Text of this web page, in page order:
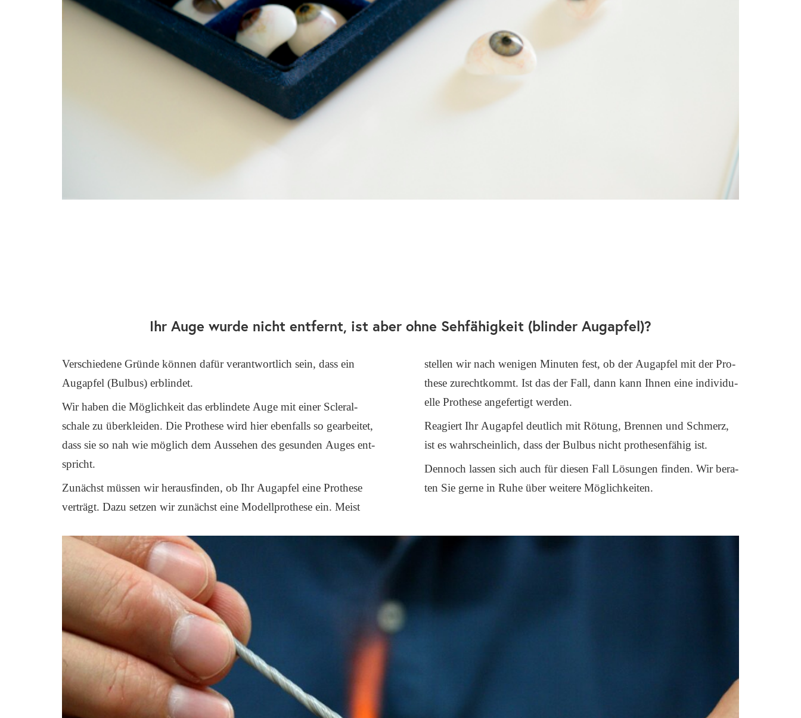
Ihr Auge wurde nicht entfernt, ist aber ohne Sehfähigkeit (blinder Augapfel)?
Ver­schie­de­ne Grün­de kön­nen dafür ver­ant­wort­lich sein, dass ein
Aug­ap­fel (Bul­bus) erblin­det.
Wir haben die Mög­lich­keit das erblin­de­te Auge mit einer Scler­al­
scha­le zu über­klei­den. Die Pro­the­se wird hier eben­falls so gear­bei­tet,
dass sie so nah wie mög­lich dem Aus­se­hen des gesun­den Auges ent­
spricht.
Zunächst müs­sen wir her­aus­fin­den, ob Ihr Aug­ap­fel eine Pro­the­se
ver­trägt. Dazu set­zen wir zunächst eine Modell­pro­the­se ein. Meist
stel­len wir nach weni­gen Minu­ten fest, ob der Aug­ap­fel mit der Pro­
the­se zurecht­kommt. Ist das der Fall, dann kann Ihnen eine indi­vi­du­
el­le Pro­the­se ange­fer­tigt wer­den.
Reagiert Ihr Aug­ap­fel deut­lich mit Rötung, Bren­nen und Schmerz,
ist es wahr­schein­lich, dass der Bul­bus nicht pro­the­sen­fä­hig ist.
Den­noch las­sen sich auch für die­sen Fall Lösun­gen fin­den. Wir bera­
ten Sie ger­ne in Ruhe über wei­te­re Mög­lich­kei­ten.